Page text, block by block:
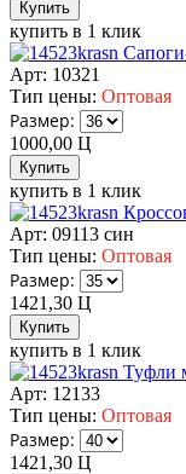
купить в 1 клик
Арт: 10321
Тип цены: Оптовая
Размер:
1000,00 Ц
купить в 1 клик
Арт: 09113 син
Тип цены: Оптовая
Размер:
1421,30 Ц
купить в 1 клик
Туфли
Арт: 12133
Тип цены: Оптовая
Размер:
1421,30 Ц